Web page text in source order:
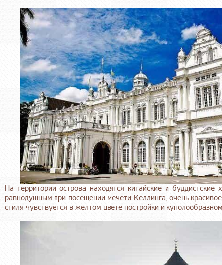
На территории острова находятся китайские и
равнодушным при посещении мечети Келлинга, очень
стиля чувствуется в желтом цвете постройки и